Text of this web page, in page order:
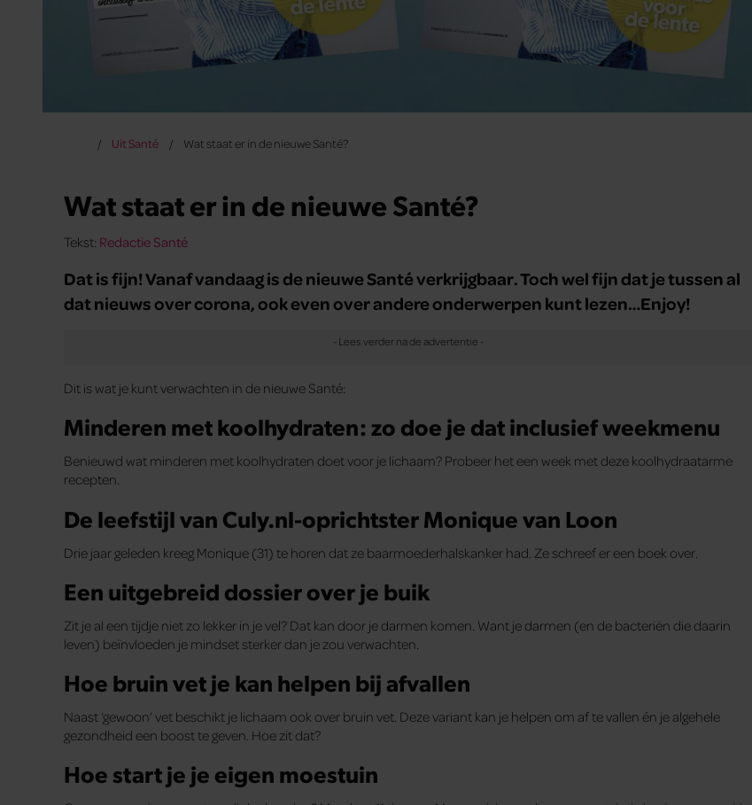
Uit Santé Wat staat er in de nieuwe Santé?
Wat staat er in de nieuwe Santé?
Tekst: Redactie Santé
Dat is fijn! Vanaf vandaag is de nieuwe Santé verkrijgbaar. Toch wel fijn dat je tussen al
dat nieuws over corona, ook even over andere onderwerpen kunt lezen…Enjoy!
Dit is wat je kunt verwachten in de nieuwe Santé:
Minderen met koolhydraten: zo doe je dat inclusief weekmenu
Benieuwd wat minderen met koolhydraten doet voor je lichaam? Probeer het een week met deze koolhydraatarme
recepten.
De leefstijl van Culy.nl-oprichtster Monique van Loon
Drie jaar geleden kreeg Monique (31) te horen dat ze baarmoederhalskanker had. Ze schreef er een boek over.
Een uitgebreid dossier over je buik
Zit je al een tijdje niet zo lekker in je vel? Dat kan door je darmen komen. Want je darmen (en de bacteriën die daarin
leven) beïnvloeden je mindset sterker dan je zou verwachten.
Hoe bruin vet je kan helpen bij afvallen
Naast ‘gewoon’ vet beschikt je lichaam ook over bruin vet. Deze variant kan je helpen om af te vallen én je algehele
gezondheid een boost te geven. Hoe zit dat?
Hoe start je je eigen moestuin